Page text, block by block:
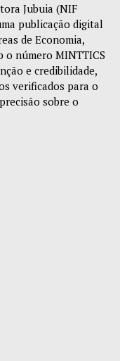
Jubuia (NIF
publicação digital
de Economia,
o número MINTTICS
e credibilidade,
verificados para o
sobre o